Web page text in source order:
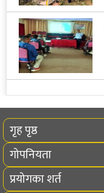
गृह पृष्ठ
गोपनियता
प्रयोगका शर्त